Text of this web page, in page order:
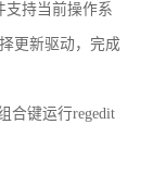
支持当前操作系
更新驱动，完成
合键运行regedit